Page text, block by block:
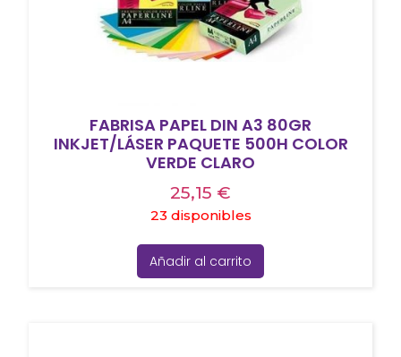
FABRISA PAPEL DIN A3 80GR
INKJET/LÁSER PAQUETE 500H COLOR
VERDE CLARO
25,15 €
23 disponibles
Añadir al carrito